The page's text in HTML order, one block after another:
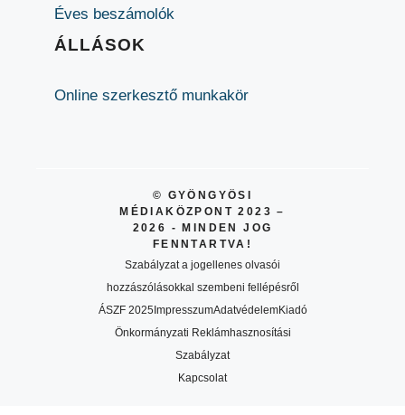
Éves beszámolók
ÁLLÁSOK
Online szerkesztő munkakör
© GYÖNGYÖSI
MÉDIAKÖZPONT 2023 –
2026 - MINDEN JOG
FENNTARTVA!
Szabályzat a jogellenes olvasói
hozzászólásokkal szembeni fellépésről
ÁSZF 2025ImpresszumAdatvédelemKiadó
Önkormányzati Reklámhasznosítási
Szabályzat
Kapcsolat